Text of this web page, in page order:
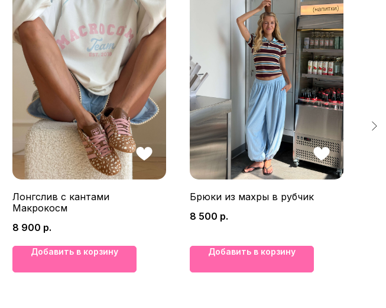
Лонгслив с кантами
Макрокосм
8 900 р.
Добавить в корзину
Брюки из махры в рубчик
8 500 р.
Добавить в корзину